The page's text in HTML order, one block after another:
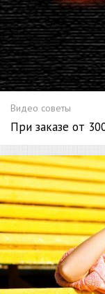
Видео советы
При заказе от